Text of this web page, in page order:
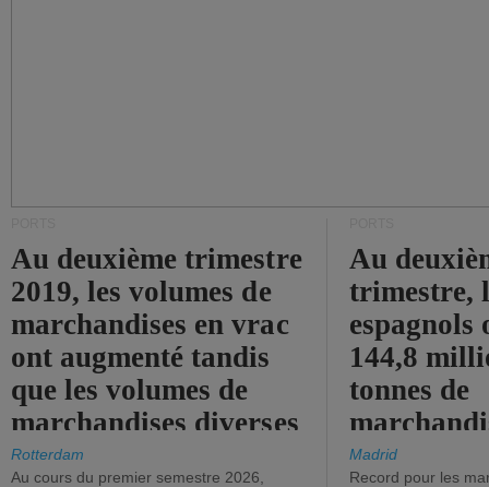
Au deuxième trimestre
2019, les volumes de
marchandises en vrac
ont augmenté tandis
que les volumes de
marchandises diverses
ont diminué.
Rotterdam
Au cours du premier semestre 2026,
Au
trimestre,
144,8
tonnes de
(+2,9%).
Madrid
Record pour les